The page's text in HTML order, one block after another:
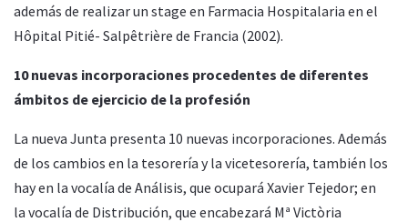
además de realizar un stage en Farmacia Hospitalaria en el
Hôpital Pitié- Salpêtrière de Francia (2002).
10 nuevas incorporaciones procedentes de diferentes
ámbitos de ejercicio de la profesión
La nueva Junta presenta 10 nuevas incorporaciones. Además
de los cambios en la tesorería y la vicetesorería, también los
hay en la vocalía de Análisis, que ocupará Xavier Tejedor; en
la vocalía de Distribución, que encabezará Mª Victòria